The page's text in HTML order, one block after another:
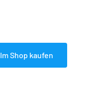
Im Shop kaufen